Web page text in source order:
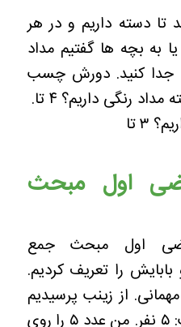
تا دسته داریم و در هر
به بچه ها گفتیم مداد
هایتان را ۳ تا ۳ تا جدا کنید. دورش چسب
کاغذی بزنید. حالا چند دسته مداد رنگی داریم؟ ۴ تا.
۳ تا
اول مبحث
اول مبحث جمع
را تعریف کردیم.
از زینب پرسیدیم
شما چند نفر هستید. گفت: ۵ نفر. من عدد ۵ را روی